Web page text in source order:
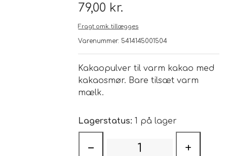
Te
Sort Te
Grøn Hvid Te
Chaplon Te
Matcha te og tilbehør
Nyheder
Åbningstider
79,00 kr.
Fragt omk. tillægges
Varenummer: 5414145001504
Kakaopulver til varm kakao med
kakaosmør. Bare tilsæt varm
mælk.
Lagerstatus: 1 på lager
− +